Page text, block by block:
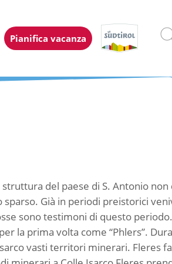
Pianifica vacanza
del paese di S. Antonio non
Già in periodi preistorici
sono testimoni di questo
la prima volta come “Phlers”.
vasti territori minerari. Fleres